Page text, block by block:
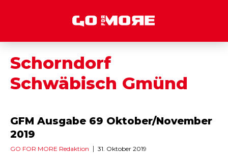
Schorndorf
Schwäbisch Gmünd
GFM Ausgabe 69 Oktober/November
2019
GO FOR MORE Redaktion 31. Oktober 2019